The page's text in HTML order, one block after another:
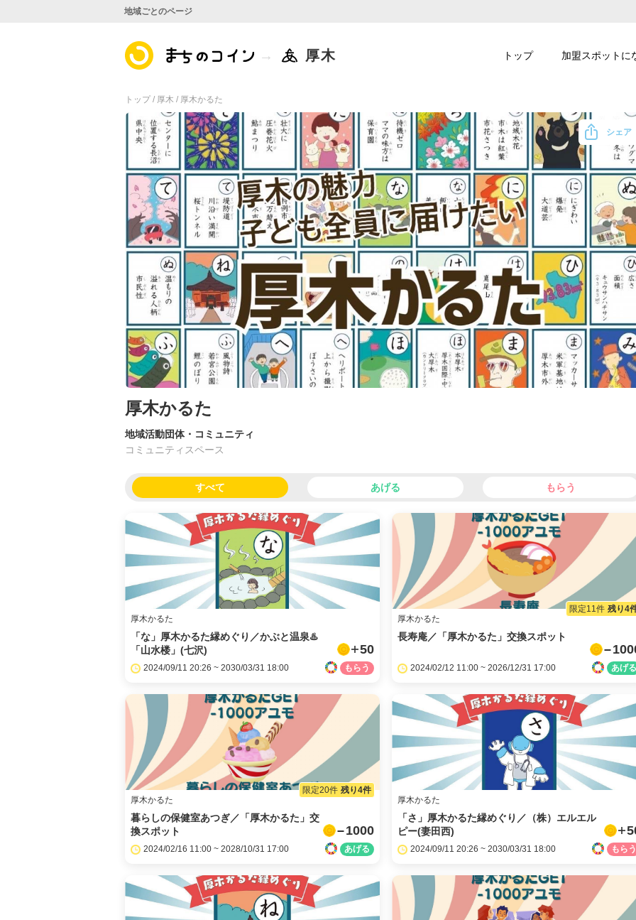
トップ / 厚木 / 厚木かるた
シェア
厚木かるた
地域活動団体・コミュニティ
コミュニティスペース
すべて あげる もらう
厚木かるた
「な」厚木かるた縁めぐり／かぶと温泉♨️
「山水楼」(七沢)
50
2024/09/11 20:26 ~ 2030/03/31 18:00
厚木かるた
長寿庵／「厚木かるた」交換スポット
2024/02/12 11:00 ~ 2026/12/31 17:00
限定11件 残り4
厚木かるた
暮らしの保健室あつぎ／「厚木かるた」交
換スポット
1000
2024/02/16 11:00 ~ 2028/10/31 17:00
限定20件 残り4件
厚木かるた
「さ」厚木かるた縁めぐり／（株）エルエル
ピー(妻田西)
2024/09/11 20:26 ~ 2030/03/31 18:00
地域ごとのページ
トップ 加盟スポットに
厚木